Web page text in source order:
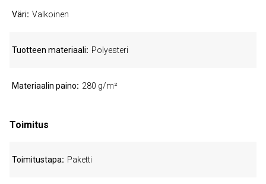
Väri Valkoinen
Tuotteen materiaali Polyesteri
Materiaalin paino 280 g/m²
Toimitus
Toimitustapa Paketti